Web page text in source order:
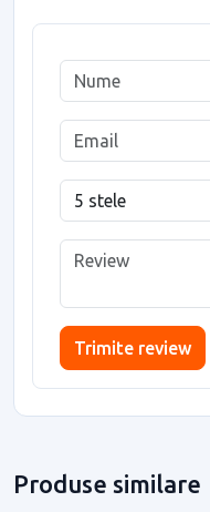
Trimite review
Produse similare